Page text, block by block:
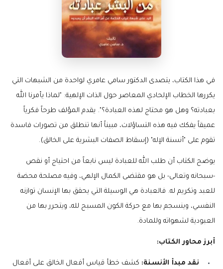
في هذا الكتاب، يتصدى الدكتور سامي عامري لواحدة من الشبهات التي
يكررها الخطاب الإلحادي المعاصر حول الذات الإلهية: "لماذا يأمرنا الله
بعبادته؟ وهل هو محتاج لهذه العبادة؟". يقدم المؤلف طرحاً فكرياً
عميقاً يفكك فيه هذه التساؤلات، مبيناً أنها تنطلق من تصورات فاسدة
تقوم على "أنسنة الإله" (إسقاط الصفات البشرية على الخالق).
يوضح الكتاب أن طلب الله للعبادة ليس نابعاً من احتياج أو نقص
-سبحانه وتعالى- بل هو مقتضى الكمال الإلهي، وفيه مصلحة محضة
للعبد وتكريم له. فالعبادة هي الوسيلة التي يحقق بها الإنسان توازنه
النفسي، وينسجم بها مع حركة الكون المسبح لله، ويتحرر بها من
العبودية لشهواته وللمادة.
أبرز محاور الكتاب:
نقد مبدأ الأنسنة: كشف خطأ قياس أفعال الخالق على أفعال